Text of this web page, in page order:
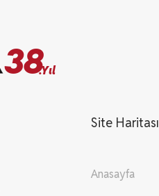
38.Yıl
Site Haritası
Anasayfa